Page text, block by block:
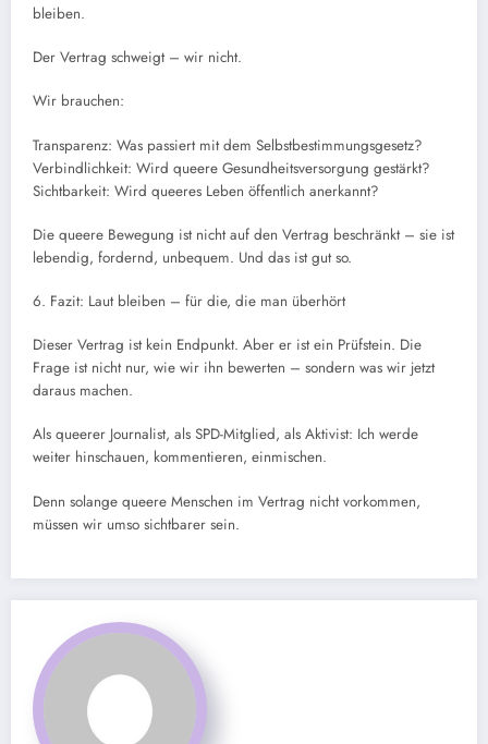
bleiben.
Der Vertrag schweigt – wir nicht.
Wir brauchen:
Transparenz: Was passiert mit dem Selbstbestimmungsgesetz?
Verbindlichkeit: Wird queere Gesundheitsversorgung gestärkt?
Sichtbarkeit: Wird queeres Leben öffentlich anerkannt?
Die queere Bewegung ist nicht auf den Vertrag beschränkt – sie ist
lebendig, fordernd, unbequem. Und das ist gut so.
6. Fazit: Laut bleiben – für die, die man überhört
Dieser Vertrag ist kein Endpunkt. Aber er ist ein Prüfstein. Die
Frage ist nicht nur, wie wir ihn bewerten – sondern was wir jetzt
daraus machen.
Als queerer Journalist, als SPD-Mitglied, als Aktivist: Ich werde
weiter hinschauen, kommentieren, einmischen.
Denn solange queere Menschen im Vertrag nicht vorkommen,
müssen wir umso sichtbarer sein.